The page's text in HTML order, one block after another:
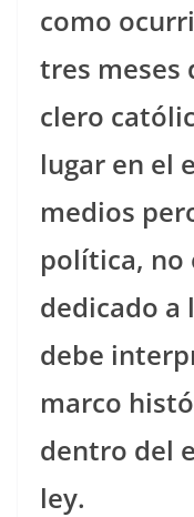
como
tres meses
clero
lugar en el
medios
política, no
dedicado a
debe
marco
dentro del
ley.